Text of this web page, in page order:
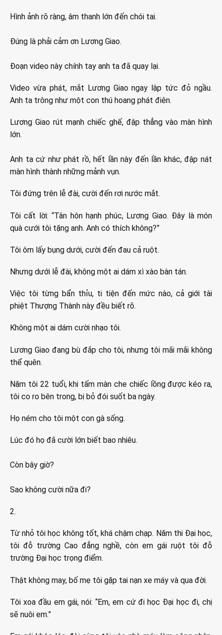
Hình ảnh rõ ràng, âm thanh lớn đến chói tai.
Đúng là phải cảm ơn Lương Giao.
Đoạn video này chính tay anh ta đã quay lại.
Video vừa phát, mắt Lương Giao ngay lập tức đỏ ngầu.
Anh ta trông như một con thú hoang phát điên.
Lương Giao rút mạnh chiếc ghế, đập thẳng vào màn hình
lớn.
Anh ta cứ như phát rồ, hết lần này đến lần khác, đập nát
màn hình thành những mảnh vụn.
Tôi đứng trên lễ đài, cười đến rơi nước mắt.
Tôi cất lời: “Tân hôn hạnh phúc, Lương Giao. Đây là món
quà cưới tôi tặng anh. Anh có thích không?”
Tôi ôm lấy bụng dưới, cười đến đau cả ruột.
Nhưng dưới lễ đài, không một ai dám xì xào bàn tán.
Việc tôi từng bẩn thỉu, ti tiện đến mức nào, cả giới tài
phiệt Thượng Thành này đều biết rõ.
Không một ai dám cười nhạo tôi.
Lương Giao đang bù đắp cho tôi, nhưng tôi mãi mãi không
thể quên.
Năm tôi 22 tuổi, khi tấm màn che chiếc lồng được kéo ra,
tôi co ro bên trong, bị bỏ đói suốt ba ngày.
Họ ném cho tôi một con gà sống.
Lúc đó họ đã cười lớn biết bao nhiêu.
Còn bây giờ?
Sao không cười nữa đi?
2.
Từ nhỏ tôi học không tốt, khá chậm chạp. Năm thi Đại học,
tôi đỗ trường Cao đẳng nghề, còn em gái ruột tôi đỗ
trường Đại học trọng điểm.
Thật không may, bố mẹ tôi gặp tai nạn xe máy và qua đời.
Tôi xoa đầu em gái, nói: “Em, em cứ đi học Đại học đi, chị
sẽ nuôi em.”